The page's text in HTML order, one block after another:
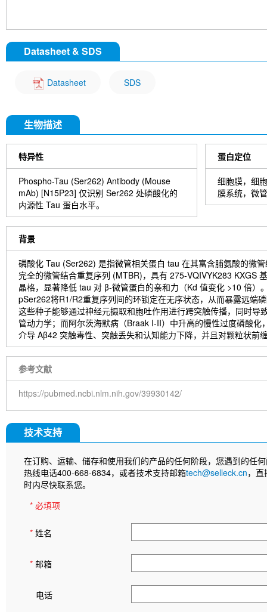
Datasheet & SDS
Datasheet SDS
生物描述
特异性
Phospho-Tau (Ser262) Antibody (Mouse
mAb) [N15P23] 仅识别 Ser262 处磷酸化的
内源性 Tau 蛋白水平。
蛋白定位
细胞膜，细
膜系统，微
背景
磷酸化 Tau (Ser262) 是指微管相关蛋白 tau 在其富含脯氨酸的微
完全的微管结合重复序列 (MTBR)，具有 275-VQIVYK283 KXGS
晶格，显著降低 tau 对 β-微管蛋白的亲和力（Kd 值变化 >10 倍
pSer262将R1/R2重复序列间的环锁定在无序状态，从而暴露远端
这些种子能够通过神经元摄取和胞吐作用进行跨突触传播，同时
管动力学；而阿尔茨海默病（Braak I-II）中升高的慢性过度磷酸
介导 Aβ42 突触毒性、突触丢失和认知能力下降，并且对颗粒状前
参考文献
https://pubmed.ncbi.nlm.nih.gov/39930142/
技术支持
在订购、运输、储存和使用我们的产品的任何阶段，您遇到的任
热线电话400-668-6834，或者技术支持邮箱tech@selleck.cn，
时内尽快联系您。
* 必填项
* 姓名
* 邮箱
电话